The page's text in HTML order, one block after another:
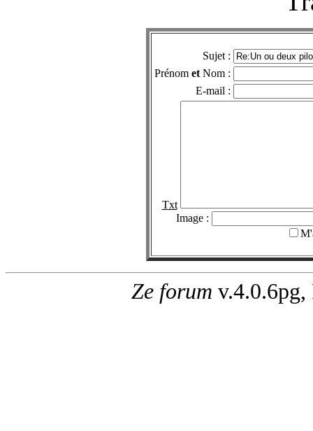
Sujet :
Prénom et Nom :
E-mail :
Txt
Image :
Ze forum